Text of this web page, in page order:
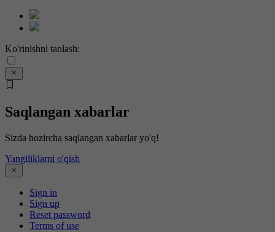
Ko'rinishni tanlash:
Saqlangan xabarlar
Sizda hozircha saqlangan xabarlar yo'q!
Yangiliklarni o'qish
Sign in
Sign up
Reset password
Terms of use